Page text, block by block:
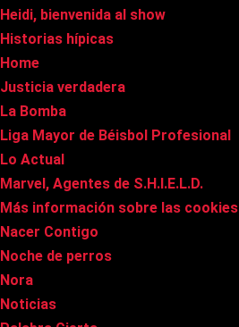
Heidi, bienvenida al show
Historias hípicas
Home
Justicia verdadera
La Bomba
Liga Mayor de Béisbol Profesional
Lo Actual
Marvel, Agentes de S.H.I.E.L.D.
Más información sobre las cookies
Nacer Contigo
Noche de perros
Nora
Noticias